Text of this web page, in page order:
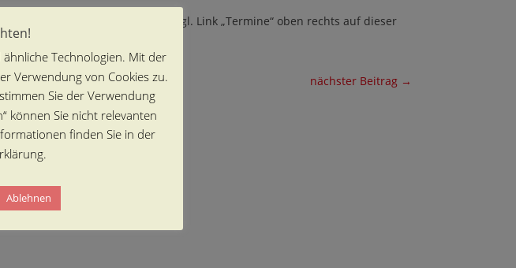
Website abgerufen werden (vgl. Link „Termine“ oben rechts auf dieser
nächster Beitrag →
Technologien. Mit der
Verwendung von Cookies zu.
Sie der Verwendung
können Sie nicht relevanten
finden Sie in der
Ablehnen